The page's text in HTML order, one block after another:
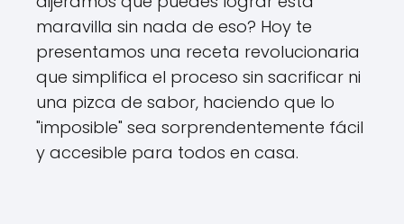
maravilla sin nada de eso? Hoy te
presentamos una receta revolucionaria
que simplifica el proceso sin sacrificar ni
una pizca de sabor, haciendo que lo
"imposible" sea sorprendentemente fácil
y accesible para todos en casa.